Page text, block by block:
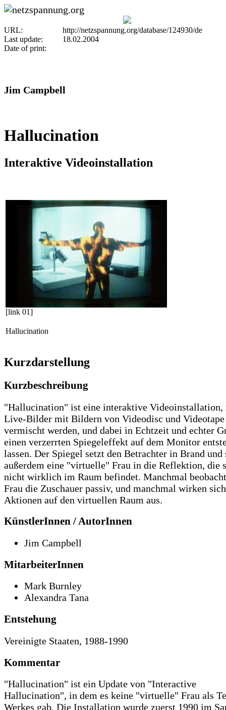
URL:
http://netzspannung.org/database/124930/de
Last update:
18.02.2004
Date of print:
Jim Campbell
Hallucination
Interaktive Videoinstallation
[link 01]
Hallucination
Kurzdarstellung
Kurzbeschreibung
"Hallucination" ist eine interaktive Videoinstallation,
Live-Bilder mit Bildern von Videodisc und Videotape
vermischt werden, und dabei in Echtzeit und echter
einen verzerrten Spiegeleffekt auf dem Monitor
lassen. Der Spiegel setzt den Betrachter in Brand
außerdem eine "virtuelle" Frau in die Reflektion, die
nicht wirklich im Raum befindet. Manchmal
Frau die Zuschauer passiv, und manchmal wirken
Aktionen auf den virtuellen Raum aus.
KünstlerInnen / AutorInnen
Jim Campbell
MitarbeiterInnen
Mark Burnley
Alexandra Tana
Entstehung
Vereinigte Staaten, 1988-1990
Kommentar
"Hallucination" ist ein Update von "Interactive
Hallucination", in dem es keine "virtuelle" Frau als
Werkes gab. Die Installation wurde zuerst 1990 im